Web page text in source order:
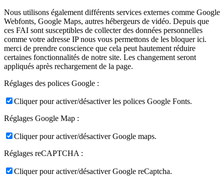
Nous utilisons également différents services externes comme Google
Webfonts, Google Maps, autres hébergeurs de vidéo. Depuis que
ces FAI sont susceptibles de collecter des données personnelles
comme votre adresse IP nous vous permettons de les bloquer ici.
merci de prendre conscience que cela peut hautement réduire
certaines fonctionnalités de notre site. Les changement seront
appliqués après rechargement de la page.
Réglages des polices Google :
Cliquer pour activer/désactiver les polices Google Fonts.
Réglages Google Map :
Cliquer pour activer/désactiver Google maps.
Réglages reCAPTCHA :
Cliquer pour activer/désactiver Google reCaptcha.